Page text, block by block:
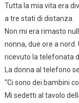
Tutta la mia vita era
a tre stati di distanza.
Non mi era rimasto
nonna, due ore a
ricevuto la telefonata
La donna al telefono
“Ci sono dei bambini
Mi sedetti al tavolo